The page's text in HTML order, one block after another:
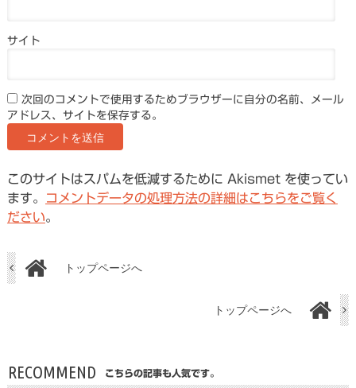
サイト
次回のコメントで使用するためブラウザーに自分の名前、メール
アドレス、サイトを保存する。
このサイトはスパムを低減するために Akismet を使ってい
ます。
コメントデータの処理方法の詳細はこちらをご覧く
ださい。
トップページへ
トップページへ
RECOMMEND こちらの記事も人気です。